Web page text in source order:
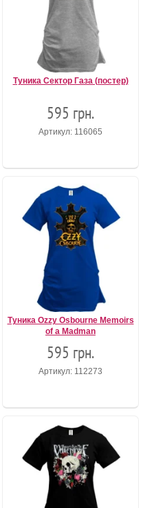
Туника Сектор Газа (постер)
595 грн.
Артикул: 116065
Туника Ozzy Osbourne Memoirs
of a Madman
595 грн.
Артикул: 112273